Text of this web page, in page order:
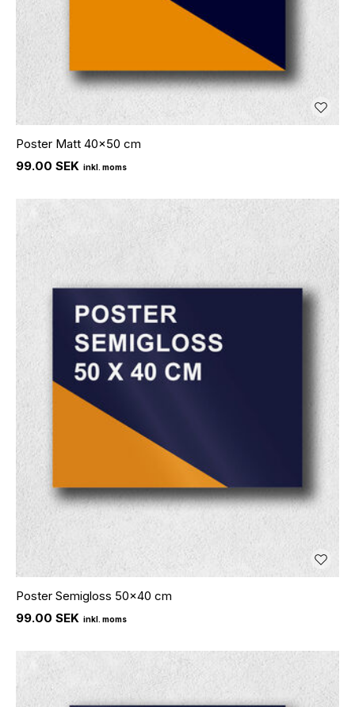
Poster Matt 40x50 cm
99.00 SEK
Poster Semigloss 50x40 cm
99.00 SEK